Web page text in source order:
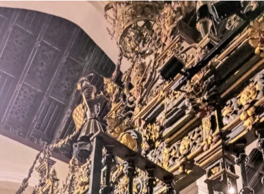
dudas o solicitar más información se ha habilitado
el teléfono 625 01 76 33.
El Campus Urbano Juvenil forma parte de la
programación de verano impulsada por el
Ayuntamiento de Marchena y su Área de Igualdad. El
programa incluye torneos deportivos, gincanas,
acampadas nocturnas, jornadas de piscina, rutas
guiadas, senderismo, juegos de mesa y actividades
de ocio educativo. Cuenta con financiación del Área
de Cohesión Social e Igualdad de la Diputación de
Sevilla dentro del Plan Corresponsables.